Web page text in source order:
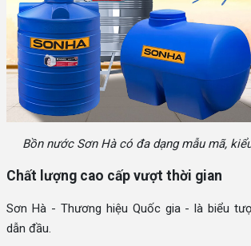
Bồn nước Sơn Hà có đa dạng mẫu mã,
Chất lượng cao cấp vượt thời gian
Sơn Hà - Thương hiệu Quốc gia - là biểu
dẫn đầu.